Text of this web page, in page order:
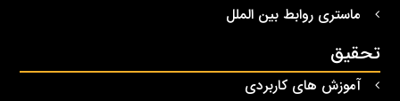
ماستری روابط بین الملل
تحقیق
آموزش های کاربردی